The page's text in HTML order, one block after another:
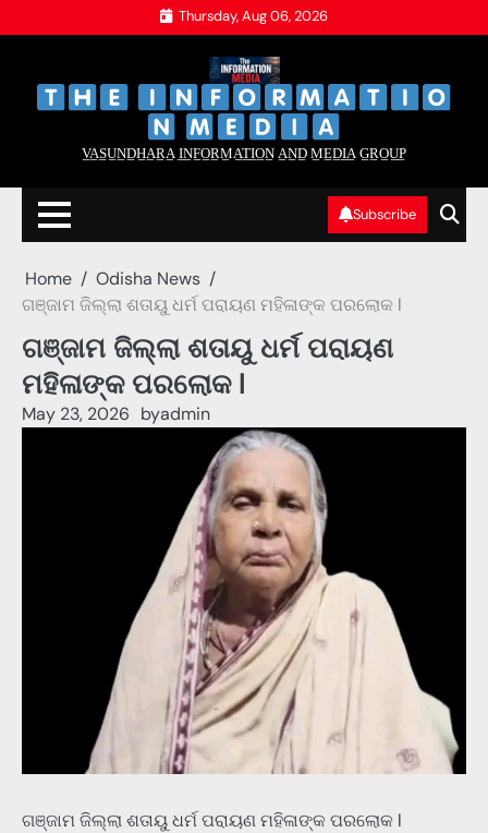
to
Thursday, Aug 06, 2026
V̲A̲S̲U̲N̲D̲H̲A̲R̲A̲ I̲N̲F̲O̲R̲M̲A̲T̲I̲O̲N̲ A̲N̲D̲ M̲E̲D̲I̲A̲ G̲R̲O̲U̲P̲
Subscribe
Home
Odisha News
ଗଞ୍ଜାମ ଜିଲ୍ଲା ଶତାୟୁ ଧର୍ମ ପରାୟଣ ମହିଳାଙ୍କ ପରଲୋକ l
ଗଞ୍ଜାମ ଜିଲ୍ଲା ଶତାୟୁ ଧର୍ମ ପରାୟଣ
ମହିଳାଙ୍କ ପରଲୋକ l
May 23, 2026 byadmin
ଗଞ୍ଜାମ ଜିଲ୍ଲା ଶତାୟୁ ଧର୍ମ ପରାୟଣ ମହିଳାଙ୍କ ପରଲୋକ l